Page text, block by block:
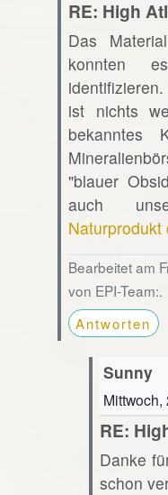
RE: High
Das
konnten
ist nichts
bekanntes
"blauer
auch
Naturprodukt
Bearbeitet am
von EPI-Team:.
Antworten
Sunny
RE:
Danke
schon